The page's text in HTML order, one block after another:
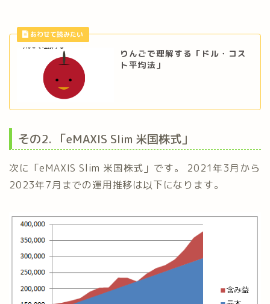
りんごで理解する「ドル・コス
ト平均法」
その2. 「eMAXIS Slim 米国株式」
次に「eMAXIS Slim 米国株式」です。 2021年3月から
2023年7月までの運用推移は以下になります。